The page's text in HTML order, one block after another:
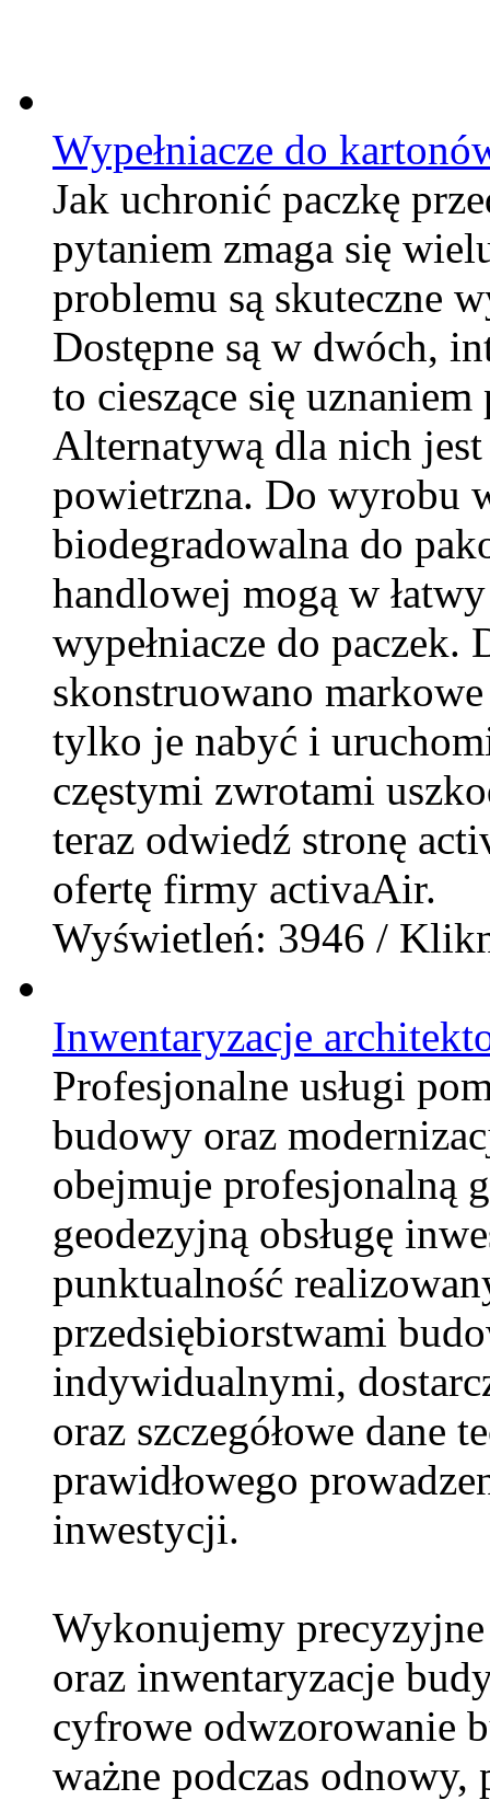
Wypełniacze do
Jak uchronić paczkę
pytaniem zmaga się
problemu są skuteczne
Dostępne są w dwóch,
to cieszące się
Alternatywą dla nich
powietrzna. Do wyrobu
biodegradowalna do
handlowej mogą w
wypełniacze do paczek.
skonstruowano
tylko je nabyć i
częstymi zwrotami
teraz odwiedź stronę
ofertę firmy activaAir.
Wyświetleń: 3946 /
Inwentaryzacje
Profesjonalne usługi
budowy oraz
obejmuje profesjonalną
geodezyjną obsługę
punktualność
przedsiębiorstwami
indywidualnymi,
oraz szczegółowe dane
prawidłowego
inwestycji.
Wykonujemy
oraz inwentaryzacje
cyfrowe odwzorowanie
ważne podczas